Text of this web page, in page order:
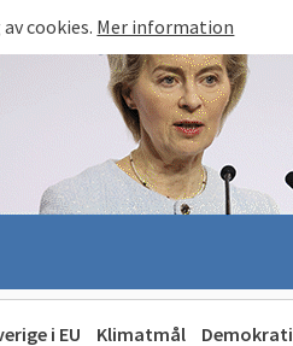
cookies. Mer information
i EU Klimatmål Demokrati